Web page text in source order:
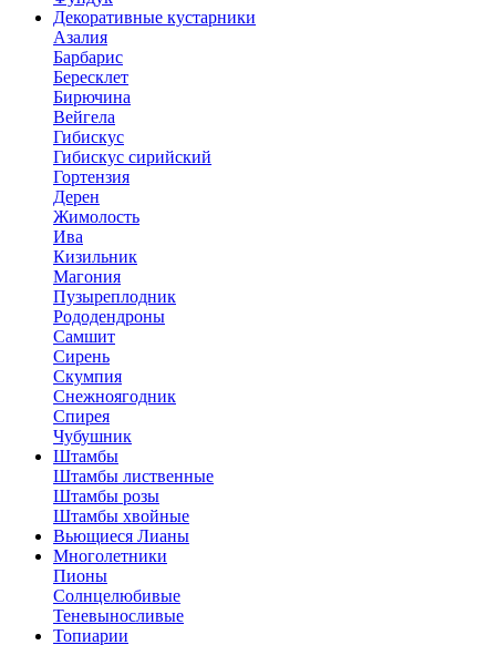
Декоративные кустарники
Азалия
Барбарис
Бересклет
Бирючина
Вейгела
Гибискус
Гибискус сирийский
Гортензия
Дерен
Жимолость
Ива
Кизильник
Магония
Пузыреплодник
Рододендроны
Самшит
Сирень
Скумпия
Снежноягодник
Спирея
Чубушник
Штамбы
Штамбы лиственные
Штамбы розы
Штамбы хвойные
Вьющиеся Лианы
Многолетники
Пионы
Солнцелюбивые
Теневыносливые
Топиарии